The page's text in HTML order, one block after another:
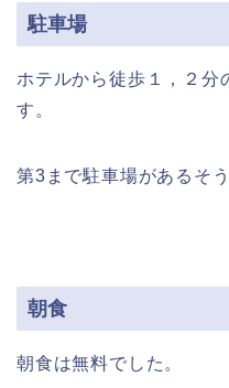
駐車場
ホテルから徒歩１，２分
す。
第3まで駐車場があるそ
朝食
朝食は無料でした。